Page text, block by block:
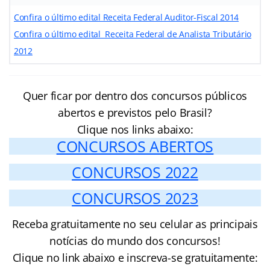
Confira o último edital Receita Federal Auditor-Fiscal 2014
Confira o último edital Receita Federal de Analista Tributário
2012
Quer ficar por dentro dos concursos públicos
abertos e previstos pelo Brasil?
Clique nos links abaixo:
CONCURSOS ABERTOS
CONCURSOS 2022
CONCURSOS 2023
Receba gratuitamente no seu celular as principais
notícias do mundo dos concursos!
Clique no link abaixo e inscreva-se gratuitamente: